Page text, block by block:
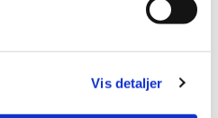
Vis detaljer